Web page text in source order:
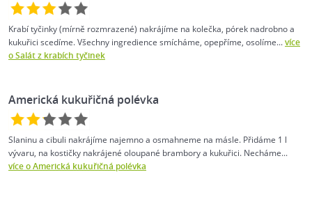
Krabí tyčinky (mírně rozmrazené) nakrájíme na kolečka, pórek nadrobno a
kukuřici scedíme. Všechny ingredience smícháme, opepříme, osolíme...více
o Salát z krabích tyčinek
Americká kukuřičná polévka
Slaninu a cibuli nakrájíme najemno a osmahneme na másle. Přidáme 1 l
vývaru, na kostičky nakrájené oloupané brambory a kukuřici. Necháme...
více o Americká kukuřičná polévka